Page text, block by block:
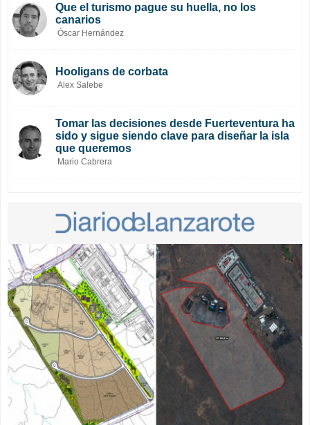
Que el turismo pague su huella, no los
canarios
Óscar Hernández
Hooligans de corbata
Alex Salebe
Tomar las decisiones desde Fuerteventura ha
sido y sigue siendo clave para diseñar la isla
que queremos
Mario Cabrera